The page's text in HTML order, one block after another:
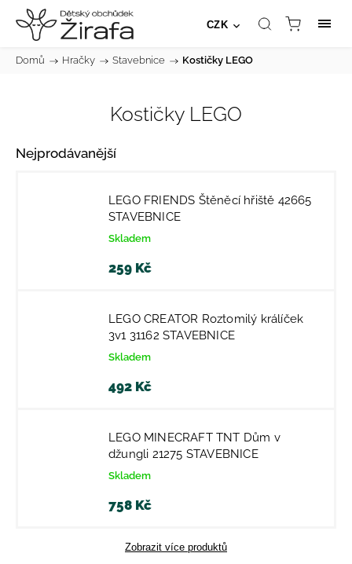
CZK
Domů / Hračky / Stavebnice / Kostičky LEGO
Kostičky LEGO
Nejprodávanější
LEGO FRIENDS Štěněcí hřiště 42665
STAVEBNICE
Skladem
259 Kč
LEGO CREATOR Roztomilý králíček
3v1 31162 STAVEBNICE
Skladem
492 Kč
LEGO MINECRAFT TNT Dům v
džungli 21275 STAVEBNICE
Skladem
758 Kč
Zobrazit více produktů